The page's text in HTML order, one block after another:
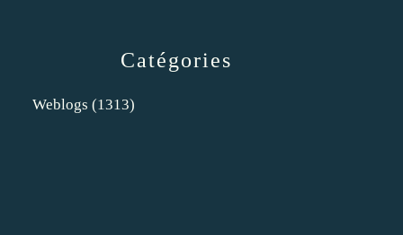
Catégories
Weblogs (1313)